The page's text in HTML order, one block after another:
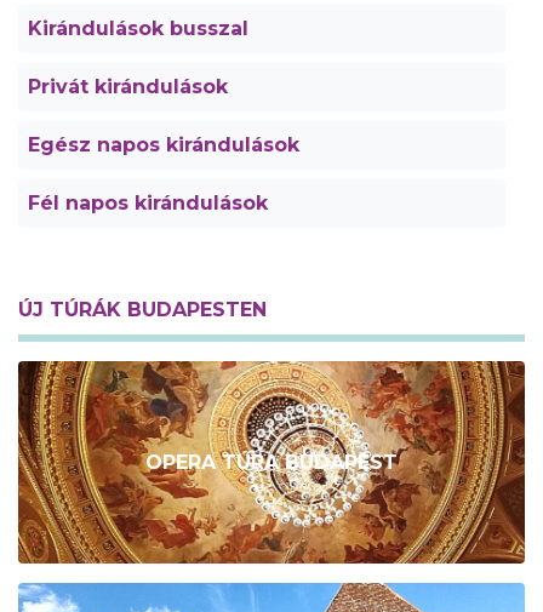
Kirándulások busszal
Privát kirándulások
Egész napos kirándulások
Fél napos kirándulások
ÚJ TÚRÁK BUDAPESTEN
OPERA TÚRA BUDAPEST